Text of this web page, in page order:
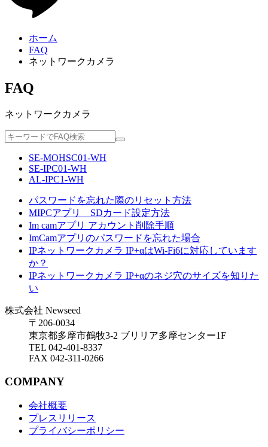
ホーム
FAQ
ネットワークカメラ
FAQ
ネットワークカメラ
SE-MOHSC01-WH
SE-IPC01-WH
AL-IPC1-WH
パスワードを忘れた際のリセット方法
MIPCアプリ SDカード設定方法
Im camアプリ アカウント削除手順
ImCamアプリのパスワードを忘れた場合
IPネットワークカメラ IP+αはWi-Fi6に対応しています
か？
IPネットワークカメラ IP+αのネジ穴のサイズを知りた
い
株式会社 Newseed
〒206-0034
東京都多摩市鶴牧3-2 ブリリア多摩センター1F
TEL 042-401-8337
FAX 042-311-0266
COMPANY
会社概要
プレスリリース
プライバシーポリシー